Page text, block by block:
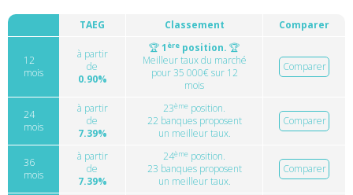
TAEG Classement Comparer
12
mois
à partir
de
0.90%
🏆1 ère position. 🏆
Meilleur taux du marché
pour 35 000€ sur 12
mois
Comparer
24
mois
à partir
de
7.39%
23ème position.
22 banques proposent
un meilleur taux.
Comparer
36
mois
à partir
de
7.39%
24ème position.
23 banques proposent
un meilleur taux.
Comparer